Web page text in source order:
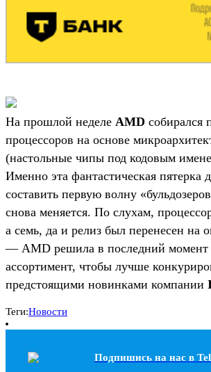
На прошлой неделе AMD собирался
процессоров на основе
(настольные чипы под кодовым
Именно эта фантастическая пятерка
составить первую волну
снова меняется. По слухам,
а семь, да и релиз был перенесен на
— AMD решила в последний момент
ассортимент, чтобы лучше
предстоящими новинками компании
Теги:Новости
Подпишись на наc в